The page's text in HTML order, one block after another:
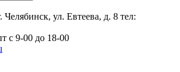
Челябинск, ул. Евтеева, д. 8 тел:
с 9-00 до 18-00